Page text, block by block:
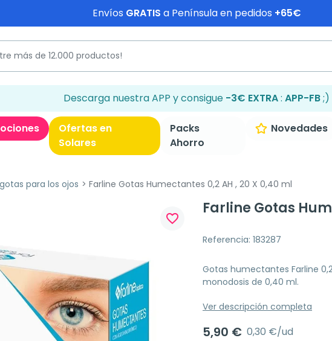
Envíos GRATIS a Península en pedidos +65€
Descarga nuestra APP y consigue -3€ EXTRA: APP-FB;)
Ofertas en
Solares
Packs
Ahorro
Novedades
para los ojos Farline Gotas Humectantes 0,2 AH , 20 X 0,40 ml
favorite_border
Farline Gotas
Referencia: 183287
Gotas humectantes Farline
monodosis de 0,40 ml.
Ver descripción completa
5,90 € 0,30 €/ud